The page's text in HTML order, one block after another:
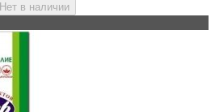
Нет в наличии